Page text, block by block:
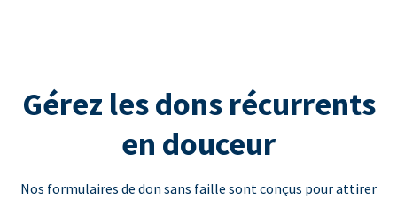
Gérez les dons récurrents
en douceur
Nos formulaires de don sans faille sont conçus pour attirer